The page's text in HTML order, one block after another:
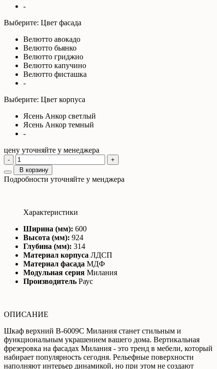
-
Выберите: Цвет фасада
Велютто авокадо
Велютто бьянко
Велютто гриджио
Велютто капучино
Велютто фисташка
-
Выберите: Цвет корпуса
Ясень Анкор светлый
Ясень Анкор темный
-
цену уточняйте у менеджера
-
+
В корзину
Подробности уточняйте у менджера
Характеристики
Ширина (мм): 600
Высота (мм): 924
Глубина (мм): 314
Материал корпуса ЛДСП
Материал фасада МДФ
Модульная серия Милания
Производитель Раус
ОПИСАНИЕ
Шкаф верхний В-6009С Милания станет стильным и
функциональным украшением вашего дома. Вертикальная
фрезеровка на фасадах Милания - это тренд в мебели, который
набирает популярность сегодня. Рельефные поверхности
наполняют интерьер динамикой, но при этом не создают